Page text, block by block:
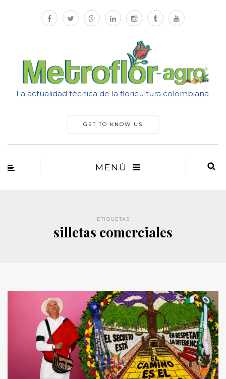
La actualidad técnica de la floricultura colombiana
GET TO KNOW US
MENÚ
ETIQUETAS
silletas comerciales